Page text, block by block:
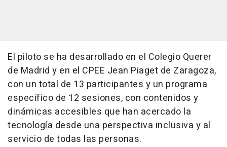
El piloto se ha desarrollado en el Colegio Querer
de Madrid y en el CPEE Jean Piaget de Zaragoza,
con un total de 13 participantes y un programa
específico de 12 sesiones, con contenidos y
dinámicas accesibles que han acercado la
tecnología desde una perspectiva inclusiva y al
servicio de todas las personas.